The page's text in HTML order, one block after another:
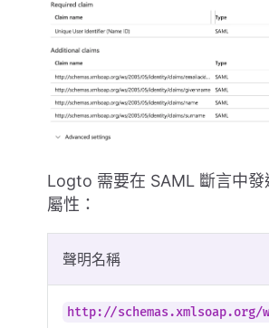
Logto 需要在 SAML 斷言中發
屬性：
聲明名稱
http://